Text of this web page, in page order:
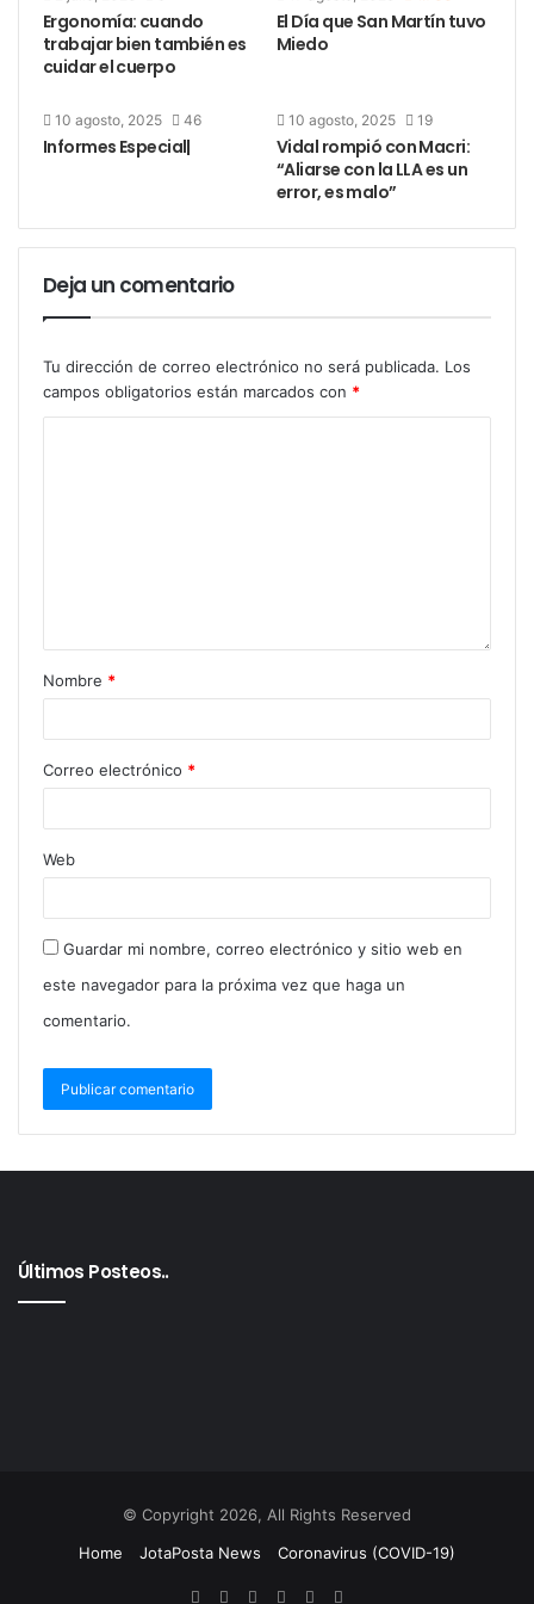
Ergonomía: cuando
trabajar bien también es
cuidar el cuerpo
El Día que San Martín tuvo
Miedo
10 agosto, 2025 46
Informes Especial|
10 agosto, 2025 19
Vidal rompió con Macri:
“Aliarse con la LLA es un
error, es malo”
Deja un comentario
Tu dirección de correo electrónico no será publicada. Los
campos obligatorios están marcados con *
Nombre *
Correo electrónico *
Web
Guardar mi nombre, correo electrónico y sitio web en
este navegador para la próxima vez que haga un
comentario.
Últimos Posteos..
© Copyright 2026, All Rights Reserved
Home
JotaPosta News Coronavirus (COVID-19)